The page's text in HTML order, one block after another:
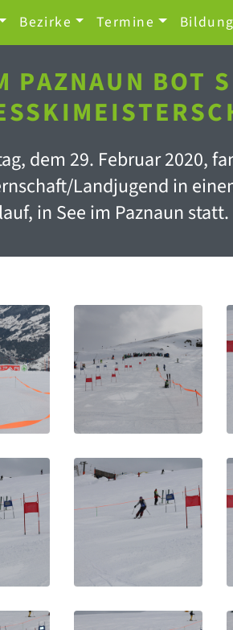
Bezirke Termine Bildung
PAZNAUN BOT
dem 29. Februar 2020,
Landjugend in
in See im Paznaun statt.